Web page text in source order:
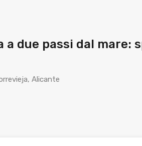
a due passi dal
Alicante